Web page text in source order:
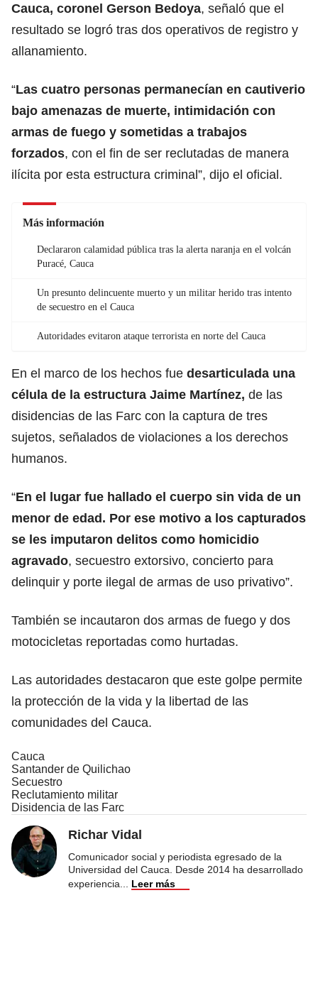
Cauca, coronel Gerson Bedoya, señaló que el
resultado se logró tras dos operativos de registro y
allanamiento.
“Las cuatro personas permanecían en cautiverio
bajo amenazas de muerte, intimidación con
armas de fuego y sometidas a trabajos
forzados, con el fin de ser reclutadas de manera
ilícita por esta estructura criminal”, dijo el oficial.
Más información
Declararon calamidad pública tras la alerta naranja en el volcán
Puracé, Cauca
Un presunto delincuente muerto y un militar herido tras intento
de secuestro en el Cauca
Autoridades evitaron ataque terrorista en norte del Cauca
En el marco de los hechos fue desarticulada una
célula de la estructura Jaime Martínez, de las
disidencias de las Farc con la captura de tres
sujetos, señalados de violaciones a los derechos
humanos.
“En el lugar fue hallado el cuerpo sin vida de un
menor de edad. Por ese motivo a los capturados
se les imputaron delitos como homicidio
agravado, secuestro extorsivo, concierto para
delinquir y porte ilegal de armas de uso privativo”.
También se incautaron dos armas de fuego y dos
motocicletas reportadas como hurtadas.
Las autoridades destacaron que este golpe permite
la protección de la vida y la libertad de las
comunidades del Cauca.
Cauca
Santander de Quilichao
Secuestro
Reclutamiento militar
Disidencia de las Farc
Richar Vidal
Comunicador social y periodista egresado de la
Universidad del Cauca. Desde 2014 ha desarrollado
experiencia
Leer más